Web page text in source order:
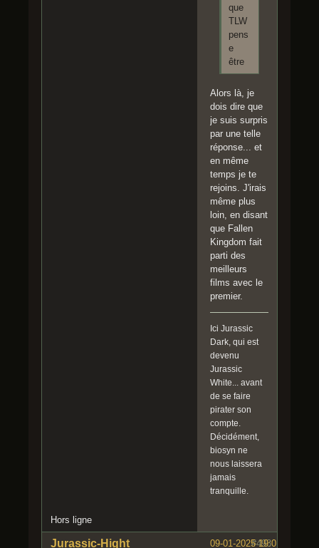
que
TLW
pens
e
être
Alors là, je
dois dire que
je suis surpris
par une telle
réponse... et
en même
temps je te
rejoins. J'irais
même plus
loin, en disant
que Fallen
Kingdom fait
parti des
meilleurs
films avec le
premier.
Ici Jurassic
Dark, qui est
devenu
Jurassic
White... avant
de se faire
pirater son
compte.
Décidément,
biosyn ne
nous laissera
jamais
tranquille.
Hors ligne
#493
09-01-2025 19:01:55
Jurassic-Hight